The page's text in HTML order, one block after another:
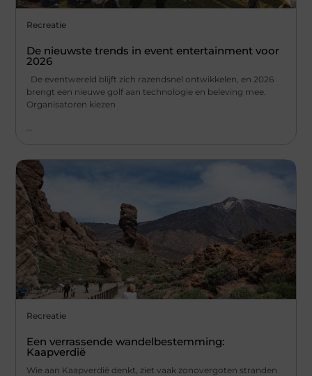
Recreatie
De nieuwste trends in event entertainment voor
2026
De eventwereld blijft zich razendsnel ontwikkelen, en 2026
brengt een nieuwe golf aan technologie en beleving mee.
Organisatoren kiezen
Recreatie
Een verrassende wandelbestemming:
Kaapverdië
Wie aan Kaapverdië denkt, ziet vaak zonovergoten stranden